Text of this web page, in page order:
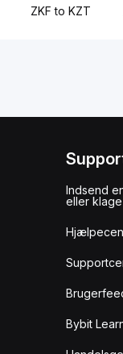
ZKF to KZT
Indsend
eller klage
Bybit